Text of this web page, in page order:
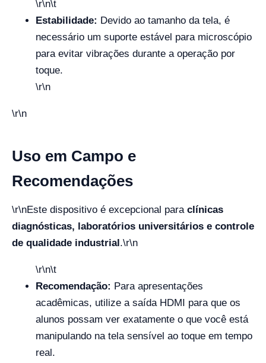
\r\n\t
Estabilidade: Devido ao tamanho da tela, é
necessário um suporte estável para microscópio
para evitar vibrações durante a operação por
toque.
\r\n
\r\n
Uso em Campo e
Recomendações
\r\nEste dispositivo é excepcional para clínicas
diagnósticas, laboratórios universitários e controle
de qualidade industrial.\r\n
\r\n\t
Recomendação: Para apresentações
acadêmicas, utilize a saída HDMI para que os
alunos possam ver exatamente o que você está
manipulando na tela sensível ao toque em tempo
real.